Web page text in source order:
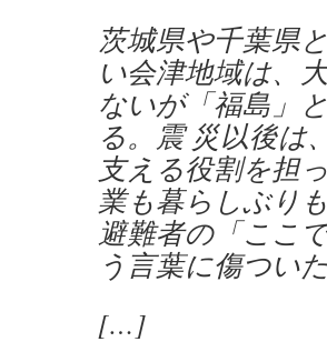
茨城県や千葉県
い会津地域は、
ないが「福島」
る。震 災以後は
支える役割を担
業も暮らしぶり
避難者の「ここ
う言葉に傷つい
[…]